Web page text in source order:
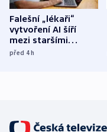
Falešní „lékaři“
vytvoření AI šíří
mezi staršími
Poláky nebezpečné
před 4h